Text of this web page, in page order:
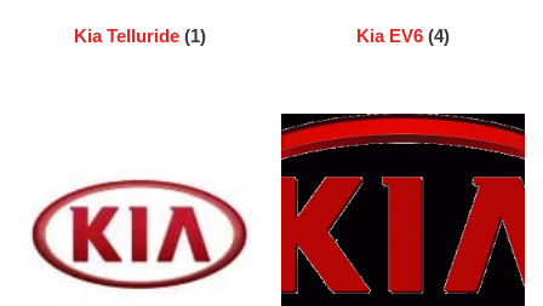
Kia Telluride (1) Kia EV6(4)